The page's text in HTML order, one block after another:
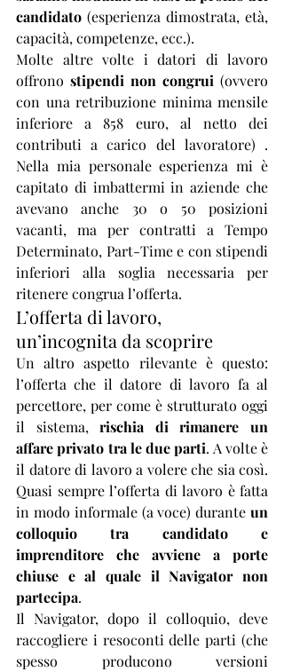
candidato (esperienza dimostrata, età,
capacità, competenze, ecc.).
Molte altre volte i datori di lavoro
offrono stipendi non congrui (ovvero
con una retribuzione minima mensile
inferiore a 858 euro, al netto dei
contributi a carico del lavoratore) .
Nella mia personale esperienza mi è
capitato di imbattermi in aziende che
avevano anche 30 o 50 posizioni
vacanti, ma per contratti a Tempo
Determinato, Part-Time e con stipendi
inferiori alla soglia necessaria per
ritenere congrua l’offerta.
L’offerta di lavoro,
un’incognita da scoprire
Un altro aspetto rilevante è questo:
l’offerta che il datore di lavoro fa al
percettore, per come è strutturato oggi
il sistema, rischia di rimanere un
affare privato tra le due parti. A volte è
il datore di lavoro a volere che sia così.
Quasi sempre l’offerta di lavoro è fatta
in modo informale (a voce) durante un
colloquio tra candidato e
imprenditore che avviene a porte
chiuse e al quale il Navigator non
partecipa.
Il Navigator, dopo il colloquio, deve
raccogliere i resoconti delle parti (che
spesso producono versioni